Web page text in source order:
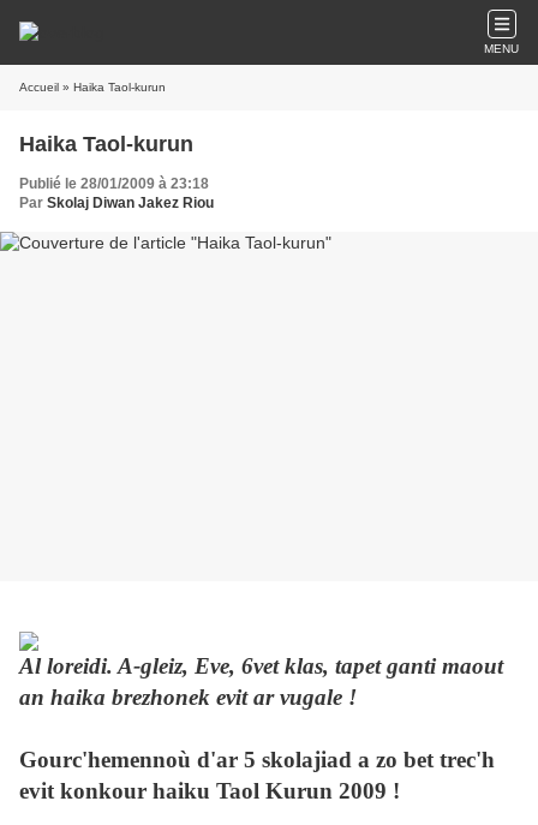
MENU
Accueil » Haika Taol-kurun
Haika Taol-kurun
Publié le 28/01/2009 à 23:18
Par Skolaj Diwan Jakez Riou
Al loreidi. A-gleiz, Eve, 6vet klas, tapet ganti maout
an haika brezhonek evit ar vugale !
Gourc'hemennoù d'ar 5 skolajiad a zo bet trec'h
evit konkour haiku Taol Kurun 2009 !